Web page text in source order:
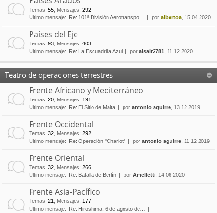
Temas: 55 Mensajes: 292
Último mensaje:
Re: 101ª División Aerotranspo… por albertoa , 15 04 2020
Países del Eje
Temas: 93 Mensajes: 403
Último mensaje:
Re: La Escuadrilla Azul por alsair2781 , 11 12 2020
Teatro de operaciones terrestres
Frente Africano y Mediterráneo
Temas: 20 Mensajes: 191
Último mensaje:
Re: El Sitio de Malta por antonio aguirre , 13 12 2019
Frente Occidental
Temas: 32 Mensajes: 292
Último mensaje:
Re: Operación "Chariot" por antonio aguirre , 11 12 2019
Frente Oriental
Temas: 32 Mensajes: 266
Último mensaje:
Re: Batalla de Berlín por Amelletti , 14 06 2020
Frente Asia-Pacífico
Temas: 21 Mensajes: 177
Último mensaje:
Re: Hiroshima, 6 de agosto de…